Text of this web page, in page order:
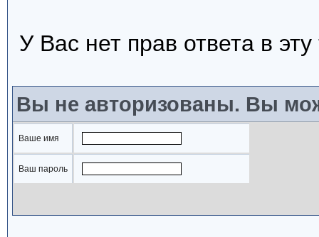
У Вас нет прав ответа в
Вы не авторизованы. Вы
Ваше имя
Ваш пароль